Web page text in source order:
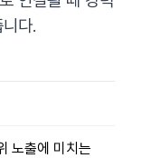
다.
노출에 미치는